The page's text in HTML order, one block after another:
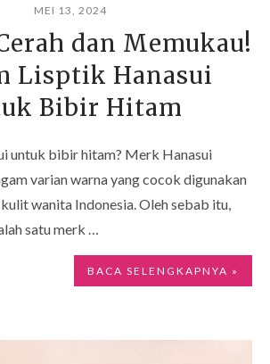
MEI 13, 2024
dan Memukau!
Lisptik Hanasui
Bibir Hitam
untuk bibir hitam? Merk Hanasui
varian warna yang cocok digunakan
wanita Indonesia. Oleh sebab itu,
satu merk …
BACA SELENGKAPNYA »